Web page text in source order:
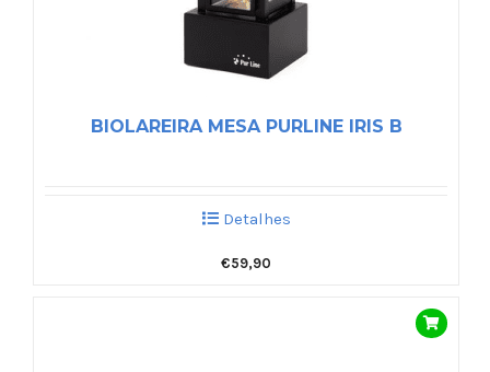
BIOLAREIRA MESA PURLINE IRIS B
Detalhes
€59,90